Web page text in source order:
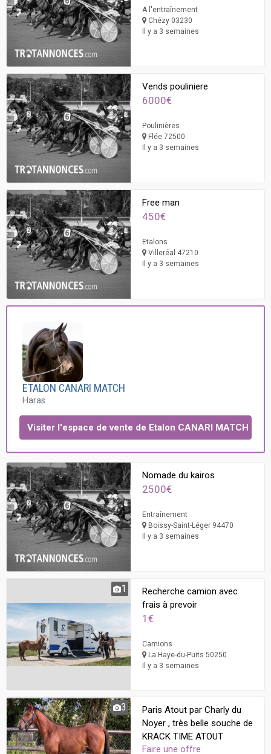
A l'entraînement
Chézy 03230
Il y a 3 semaines
Vends pouliniere
6000€
Poulinières
Flée 72500
Il y a 3 semaines
Free man
450€
Etalons
Villeréal 47210
Il y a 3 semaines
ETALON CANARI MATCH
Haras
Visiter l'espace de vente de Etalon CANARI MATCH
Nomade du kairos
2500€
Entraînement
Boissy-Saint-Léger 94470
Il y a 3 semaines
1
Recherche camion avec
frais à prevoir
1€
Camions
La Haye-du-Puits 50250
Il y a 3 semaines
3
Paris Atout par Charly du
Noyer , très belle souche de
KRACK TIME ATOUT
Faire une offre